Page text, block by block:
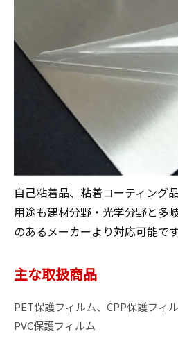
自己粘着品、粘着コーティング
用途も建材分野・光学分野と多
のあるメーカーより対応可能です
主な取扱商品
PET保護フィルム、CPP保護フィ
PVC保護フィルム